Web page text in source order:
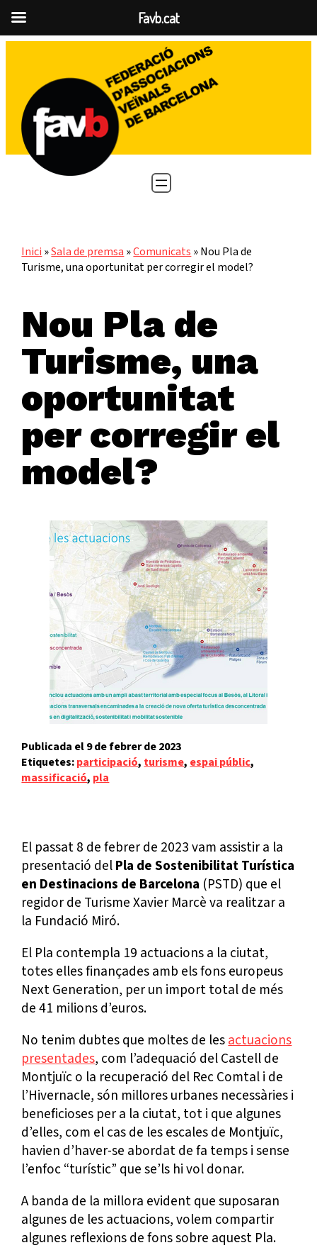
contingut
Inici »Sala de premsa »Comunicats »Nou Pla de
Turisme, una oportunitat per corregir el model?
Nou Pla de
Turisme, una
oportunitat
per corregir el
model?
9 de febrer de 2023
Etiquetes:participació, turisme, espai públic
massificació, pla
El passat 8 de febrer de 2023 vam assistir a la
presentació delPla de Sostenibilitat Turística
en Destinacions de Barcelona (PSTD) que el
regidor de Turisme Xavier Marcè va realitzar a
la Fundació Miró.
El Pla contempla 19 actuacions a la ciutat,
totes elles finançades amb els fons europeus
Next Generation, per un import total de més
de 41 milions d’euros.
No tenim dubtes que moltes de lesactuacions
presentades, com l’adequació del Castell de
Montjuïc o la recuperació del Rec Comtal i de
l’Hivernacle, són millores urbanes necessàries i
beneficioses per a la ciutat, tot i que algunes
d’elles, com el cas de les escales de Montjuïc,
havien d’haver-se abordat de fa temps i sense
l’enfoc “turístic” que se’ls hi vol donar.
A banda de la millora evident que suposaran
algunes de les actuacions, volem compartir
algunes reflexions de fons sobre aquest Pla.
Favb.cat